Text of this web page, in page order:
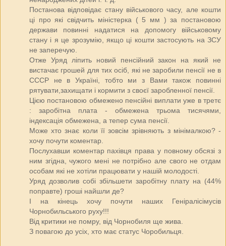
Постанова відповідає стану військового часу, але кошти
ці про які свідчить міністерка ( 5 мм ) за постановою
держави повинні надатися на допомогу військовому
стану і я це зрозумію, якщо ці кошти застосують на ЗСУ
не заперечую.
Отже Уряд ліпить новий пенсійний закон на який не
вистачає грошей для тих осіб, які не заробили пенсії не в
СССР не в Україні, тобто ми з Вами також повинні
рятувати,захищати і кормити з своєї заробленної пенсії.
Цією постановою обмежено пенсійні виплати уже в третє
: заробітна плата - обмежена трьома тисячями,
індексація обмежена, а тепер сума пенсії.
Може хто знає коли її зовсім зрівняють з мінімалкою? -
хочу почути коментар.
Послухавши коментар пахівця права у повному обсязі з
ним згідна, чужого мені не потрібно але свого не отдам
особам які не хотіли працювати у нашій молодості.
Уряд дозволив собі збільшети заробітну плату на (44%
поправте) гроші найшли де?
І на кінець хочу почути наших Геніралісімусів
Чорнобильського руху!!!
Від критики не помру, від Чорнобиля ще жива.
З повагою до усіх, хто має статус Чоробильця.